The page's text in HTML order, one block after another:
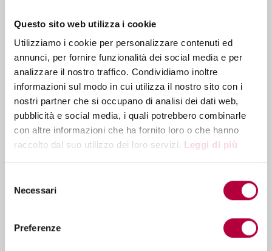
Questo sito web utilizza i cookie
Utilizziamo i cookie per personalizzare contenuti ed
annunci, per fornire funzionalità dei social media e per
analizzare il nostro traffico. Condividiamo inoltre
informazioni sul modo in cui utilizza il nostro sito con i
nostri partner che si occupano di analisi dei dati web,
pubblicità e social media, i quali potrebbero combinarle
con altre informazioni che ha fornito loro o che hanno
raccolto dal suo utilizzo dei loro servizi. Leggi di più
delNecessari
Preferenze
nuova era del customer care:
personalizzazione
Contact Center Omnicanale: la guida
completa per il 2026
Posts by Tag
Customer Experience
Chatbot